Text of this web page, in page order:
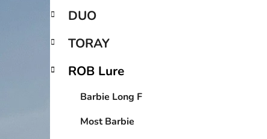
n
n
í
p
i
DUO
TORAY
ROB Lure
Barbie Long F
Most Barbie